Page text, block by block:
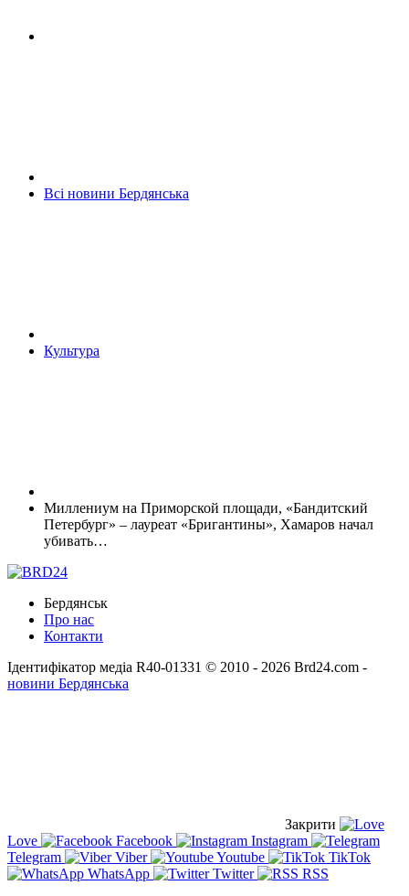
Всі новини Бердянська
Культура
Миллениум на Приморской площади, «Бандитский
Петербург» – лауреат «Бригантины», Хамаров начал
убивать…
Бердянськ
Про нас
Контакти
Ідентифікатор медіа R40-01331 © 2010 - 2026 Brd24.com -
новини Бердянська
Закрити
Love
Facebook
Instagram
Telegram
Viber Youtube
TikTok
WhatsApp
Twitter RSS